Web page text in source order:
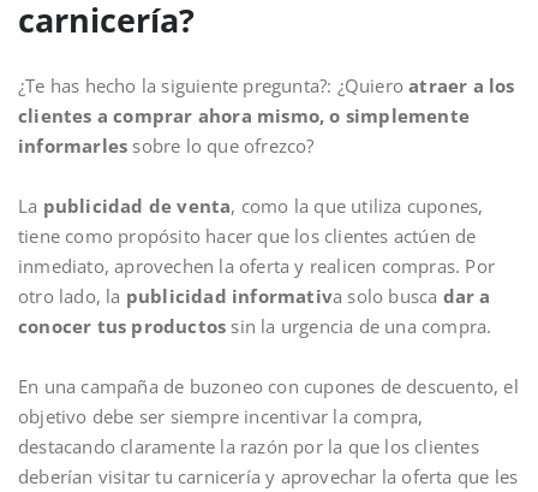
carnicería?
¿Te has hecho la siguiente pregunta?: ¿Quiero atraer a los
clientes a comprar ahora mismo, o simplemente
informarles sobre lo que ofrezco?
La publicidad de venta, como la que utiliza cupones,
tiene como propósito hacer que los clientes actúen de
inmediato, aprovechen la oferta y realicen compras. Por
otro lado, la publicidad informativa solo busca dar a
conocer tus productos sin la urgencia de una compra.
En una campaña de buzoneo con cupones de descuento, el
objetivo debe ser siempre incentivar la compra,
destacando claramente la razón por la que los clientes
deberían visitar tu carnicería y aprovechar la oferta que les